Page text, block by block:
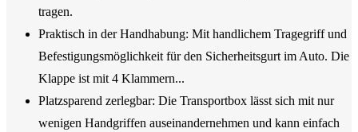
tragen.
Praktisch in der Handhabung: Mit handlichem Tragegriff und
Befestigungsmöglichkeit für den Sicherheitsgurt im Auto. Die
Klappe ist mit 4 Klammern...
Platzsparend zerlegbar: Die Transportbox lässt sich mit nur
wenigen Handgriffen auseinandernehmen und kann einfach